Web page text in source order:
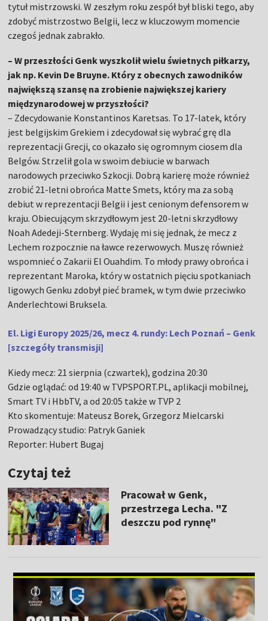
tytuł mistrzowski. W zeszłym roku zespół był bliski tego, aby
zdobyć mistrzostwo Belgii, lecz w kluczowym momencie
czegoś jednak zabrakło.
– W przeszłości Genk wyszkolił wielu świetnych piłkarzy,
jak np. Kevin De Bruyne. Który z obecnych zawodników
największą szansę na zrobienie największej kariery
międzynarodowej w przyszłości?
– Zdecydowanie Konstantinos Karetsas. To 17-latek, który
jest belgijskim Grekiem i zdecydował się wybrać grę dla
reprezentacji Grecji, co okazało się ogromnym ciosem dla
Belgów. Strzelił gola w swoim debiucie w barwach
narodowych przeciwko Szkocji. Dobrą karierę może również
zrobić 21-letni obrońca Matte Smets, który ma za sobą
debiut w reprezentacji Belgii i jest cenionym defensorem w
kraju. Obiecującym skrzydłowym jest 20-letni skrzydłowy
Noah Adedeji-Sternberg. Wydaję mi się jednak, że mecz z
Lechem rozpocznie na ławce rezerwowych. Muszę również
wspomnieć o Zakarii El Ouahdim. To młody prawy obrońca i
reprezentant Maroka, który w ostatnich pięciu spotkaniach
ligowych Genku zdobył pieć bramek, w tym dwie przeciwko
Anderlechtowi Bruksela.
El. Ligi Europy 2025/26, mecz 4. rundy: Lech Poznań – Genk
[szczegóły transmisji]
Kiedy mecz: 21 sierpnia (czwartek), godzina 20:30
Gdzie oglądać: od 19:40 w TVPSPORT.PL, aplikacji mobilnej,
Smart TV i HbbTV, a od 20:05 także w TVP 2
Kto skomentuje: Mateusz Borek, Grzegorz Mielcarski
Prowadzący studio: Patryk Ganiek
Reporter: Hubert Bugaj
Czytaj też
Pracował w Genk,
przestrzega Lecha. "Z
deszczu pod rynnę"